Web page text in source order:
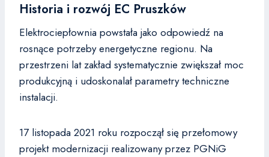
Historia i rozwój EC Pruszków
Elektrociepłownia powstała jako odpowiedź na
rosnące potrzeby energetyczne regionu. Na
przestrzeni lat zakład systematycznie zwiększał moc
produkcyjną i udoskonalał parametry techniczne
instalacji.
17 listopada 2021 roku rozpoczął się przełomowy
projekt modernizacji realizowany przez PGNiG